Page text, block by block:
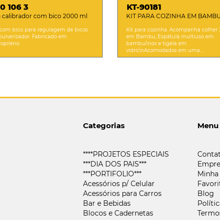
106 3
calibrador com bico 2000 ml
bico para regulagem de bicos
Fabricado em
KT-90181
KIT PARA COZINHA EM
MULTIUSO - 3 PÇS
Kit para cozinha. Acompanha colher
em Bambu; Espátula multiuso em
bambu/inox e tigela em
vidro.\nAcomodados em uma...
Categorias
****PROJETOS ESPECIAIS
***DIA DOS PAIS***
***PORTIFOLIO***
Acessórios p/ Celular
Acessórios para Carros
Bar e Bebidas
Blocos e Cadernetas
Menu
Blog